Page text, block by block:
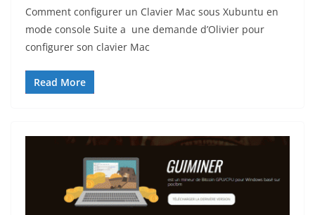
Comment configurer un Clavier Mac sous Xubuntu en
mode console Suite a une demande d’Olivier pour
configurer son clavier Mac
Read More